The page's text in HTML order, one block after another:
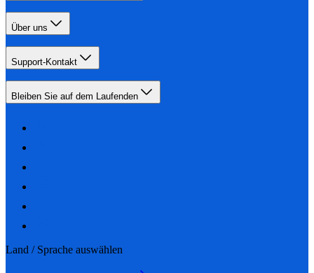
Über uns
Support-Kontakt
Bleiben Sie auf dem Laufenden
Land / Sprache auswählen